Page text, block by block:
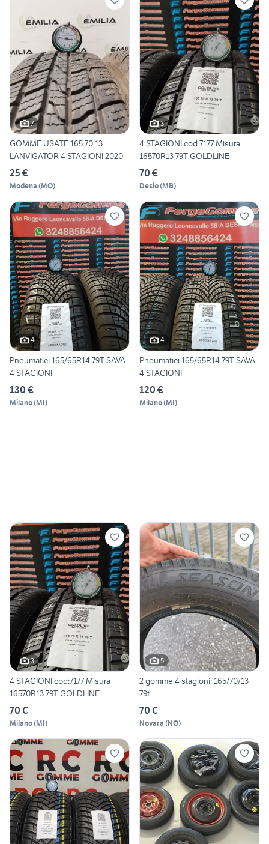
7
GOMME USATE 165 70 13
LANVIGATOR 4 STAGIONI 2020
25 €
Modena (MO)
3
4 STAGIONI cod:7177 Misura
16570R13 79T GOLDLINE
70 €
Desio(MB)
4
Pneumatici 165/65R14 79T SAVA
4 STAGIONI
130 €
Milano(MI)
4
Pneumatici 165/65R14 79T SAVA
4 STAGIONI
120 €
Milano(MI)
3
4 STAGIONI cod:7177 Misura
16570R13 79T GOLDLINE
70 €
Milano(MI)
5
2 gomme 4 stagioni: 165/70/13
79t
70 €
Novara (NO)